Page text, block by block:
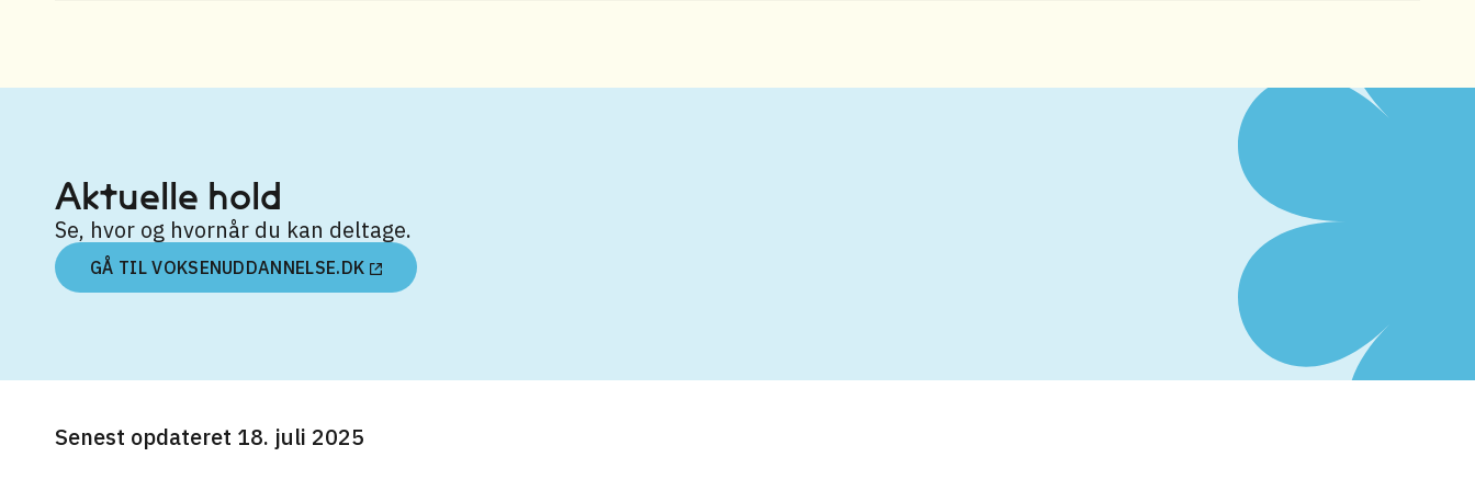
Aktuelle hold
Se, hvor og hvornår du kan deltage.
GÅ TIL VOKSENUDDANNELSE.DK
Senest opdateret 18. juli 2025